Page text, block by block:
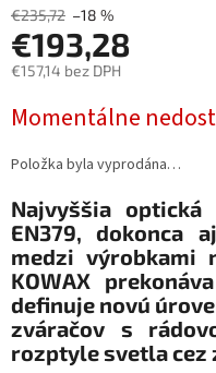
€235,72 –18 %
€193,28
€157,14 bez DPH
cena:
Momentálne
Položka byla vyprodána…
Najvyššia
EN379, dokonca
medzi výrobkami
KOWAX
definuje novú
zváračov s
rozptyle svetla cez